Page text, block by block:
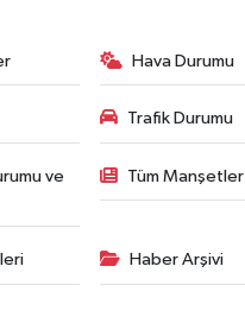
Hava Durumu
Trafik Durumu
ve
Tüm Manşetler
Haber Arşivi